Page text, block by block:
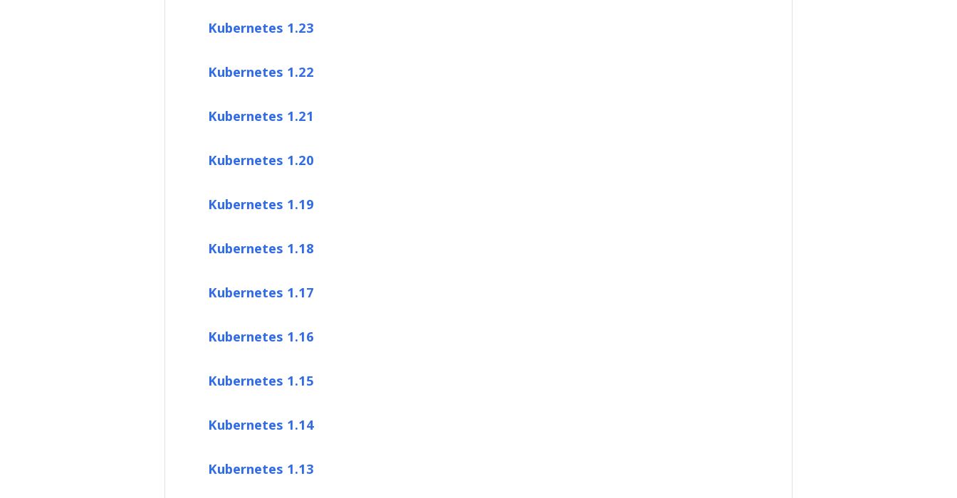
Kubernetes 1.23
Kubernetes 1.22
Kubernetes 1.21
Kubernetes 1.20
Kubernetes 1.19
Kubernetes 1.18
Kubernetes 1.17
Kubernetes 1.16
Kubernetes 1.15
Kubernetes 1.14
Kubernetes 1.13